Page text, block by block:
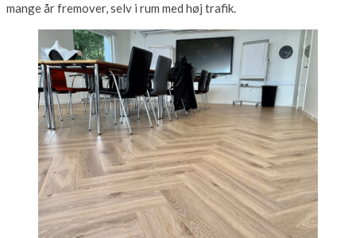
mange år fremover, selv i rum med høj trafik.